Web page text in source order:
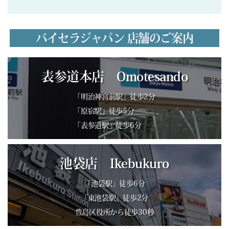
バイセラジャパン 店舗のご案内
表参道本店 Omotesando
「明治神宮前駅」徒歩2分
「原宿駅」徒歩5分
「表参道駅」徒歩6分
池袋店 Ikebukuro
「池袋駅」徒歩6分
「東池袋駅」徒歩2分
豊島区役所から徒歩30秒